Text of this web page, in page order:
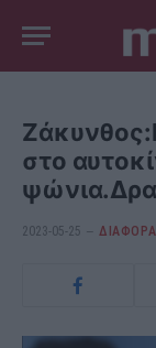
στο
2023-05-25 ΔΙΆΦΟΡΑ